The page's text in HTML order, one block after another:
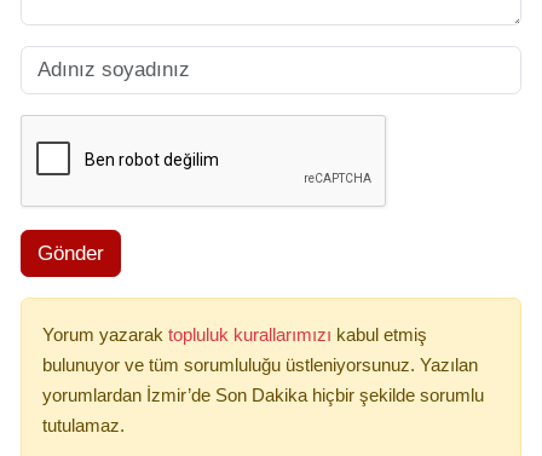
Gönder
Yorum yazarak topluluk kurallarımızı kabul etmiş
bulunuyor ve tüm sorumluluğu üstleniyorsunuz. Yazılan
yorumlardan İzmir’de Son Dakika hiçbir şekilde sorumlu
tutulamaz.